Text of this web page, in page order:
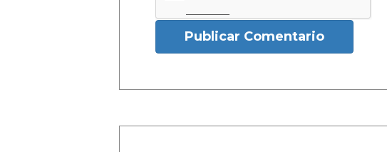
Publicar Comentario